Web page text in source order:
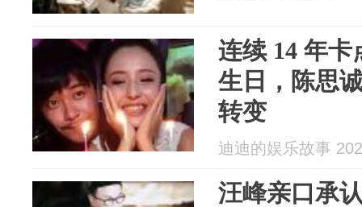
连续 14 年卡
生日，陈思
转变
迪迪的娱乐故事
汪峰亲口承